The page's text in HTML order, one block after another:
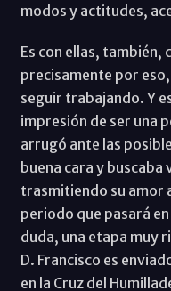
modos y actitudes,
Es con ellas, también,
precisamente por
seguir trabajando. Y
impresión de ser una
arrugó ante las
buena cara y buscaba
trasmitiendo su amor
periodo que pasará
duda, una etapa muy
D. Francisco es
en la Cruz del